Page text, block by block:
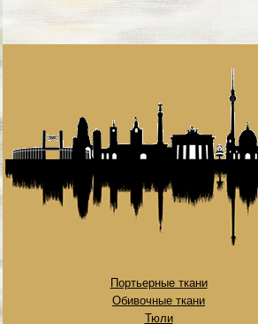
Портьерные ткани
Обивочные ткани
Тюли